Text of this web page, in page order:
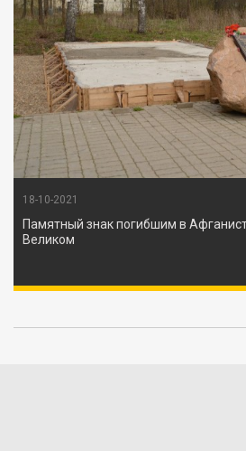
18-10-2021
Памятный знак погибшим в
Великом